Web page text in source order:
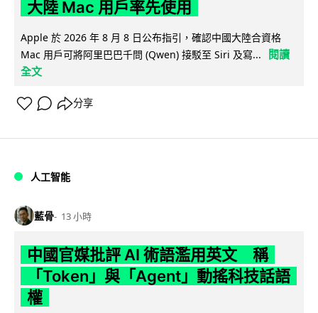
大陸 Mac 用戶率先使用
Apple 於 2026 年 8 月 8 日公布指引，確認中國大陸合資格
Mac 用戶可將阿里巴巴千問 (Qwen) 接駁至 Siri 及寫...
閱讀
全文
分享
人工智能
藍骨 13 小時
中國官媒批評 AI 術語濫用英文 稱
「Token」與「Agent」動搖科技話語
權